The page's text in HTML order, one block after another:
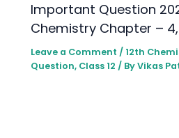
lmportant Question
Chemistry Chapter –
Leave a Comment / 12th
Question, Class 12 / ByVikas